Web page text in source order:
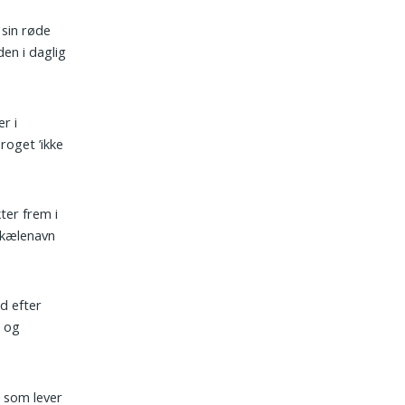
røde
i daglig
i
’ikke
frem i
efter
og
lever